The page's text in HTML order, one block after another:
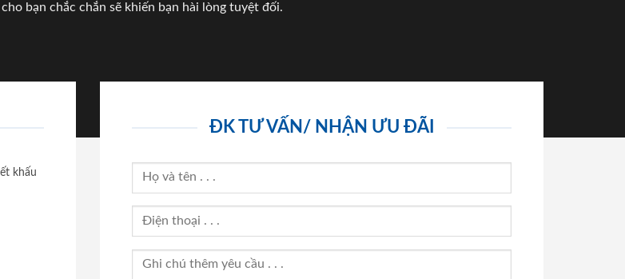
bạn chắc chắn sẽ khiến bạn hài lòng tuyệt đối.
khấu
ĐK TƯ VẤN/ NHẬN ƯU ĐÃI